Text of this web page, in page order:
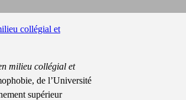
collégial et
milieu collégial et
de l’Université
supérieur